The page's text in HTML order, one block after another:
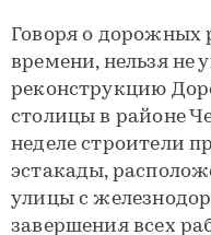
Говоря о дорожных
времени, нельзя не
реконструкцию
столицы в районе
неделе строители
эстакады,
улицы с
завершения всех